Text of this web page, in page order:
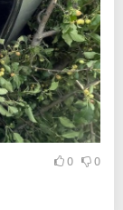
0 0